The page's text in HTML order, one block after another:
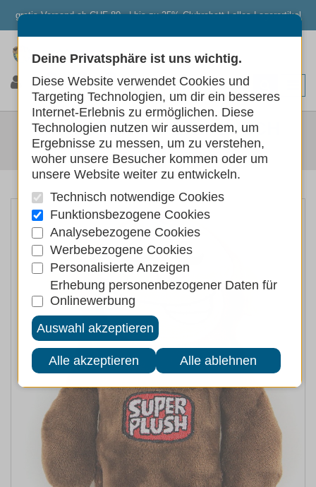
gratis Versand ab CHF 80.- | bis zu 25% Clubrabatt | alles Lagerartikel
0 0 0
SWISSPET SUPER-PLÜSCH
Hunde Hundespielzeug
Deine Privatsphäre ist uns wichtig.
Diese Website verwendet Cookies und
Targeting Technologien, um dir ein besseres
Internet-Erlebnis zu ermöglichen. Diese
Technologien nutzen wir ausserdem, um
Ergebnisse zu messen, um zu verstehen,
woher unsere Besucher kommen oder um
unsere Website weiter zu entwickeln.
Technisch notwendige Cookies
Funktionsbezogene Cookies
Analysebezogene Cookies
Werbebezogene Cookies
Personalisierte Anzeigen
Erhebung personenbezogener Daten für
Onlinewerbung